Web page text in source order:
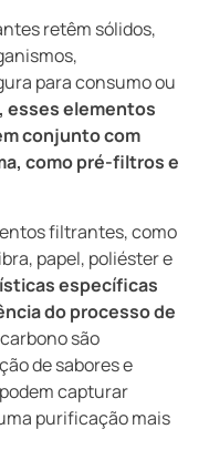
retêm sólidos,
para consumo ou
esses elementos
conjunto com
como pré-filtros e
filtrantes, como
papel, poliéster e
específicas
do processo de
são
de sabores e
capturar
purificação mais